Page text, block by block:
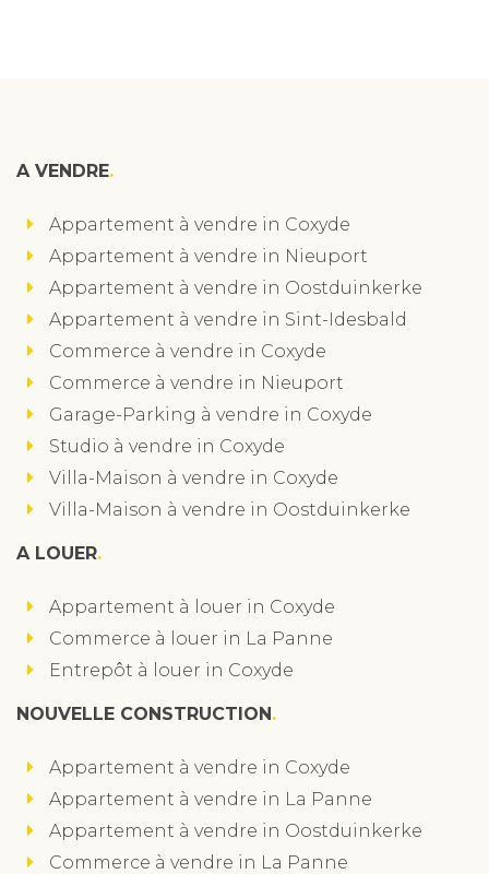
A VENDRE
Appartement à vendre in Coxyde
Appartement à vendre in Nieuport
Appartement à vendre in Oostduinkerke
Appartement à vendre in Sint-Idesbald
Commerce à vendre in Coxyde
Commerce à vendre in Nieuport
Garage-Parking à vendre in Coxyde
Studio à vendre in Coxyde
Villa-Maison à vendre in Coxyde
Villa-Maison à vendre in Oostduinkerke
A LOUER
Appartement à louer in Coxyde
Commerce à louer in La Panne
Entrepôt à louer in Coxyde
NOUVELLE CONSTRUCTION
Appartement à vendre in Coxyde
Appartement à vendre in La Panne
Appartement à vendre in Oostduinkerke
Commerce à vendre in La Panne